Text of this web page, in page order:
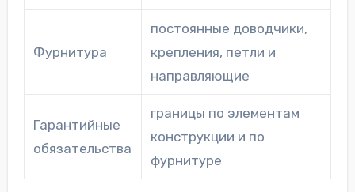
Фурнитура
постоянные доводчики,
крепления, петли и
направляющие
Гарантийные
обязательства
границы по элементам
конструкции и по
фурнитуре